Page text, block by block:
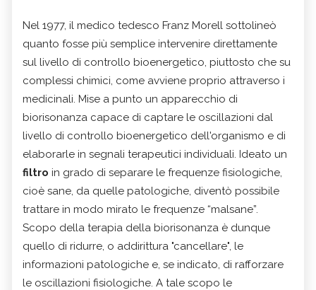
Nel 1977, il medico tedesco Franz Morell sottolineò
quanto fosse più semplice intervenire direttamente
sul livello di controllo bioenergetico, piuttosto che su
complessi chimici, come avviene proprio attraverso i
medicinali. Mise a punto un apparecchio di
biorisonanza capace di captare le oscillazioni dal
livello di controllo bioenergetico dell'organismo e di
elaborarle in segnali terapeutici individuali. Ideato un
filtro in grado di separare le frequenze fisiologiche,
cioè sane, da quelle patologiche, diventò possibile
trattare in modo mirato le frequenze “malsane”.
Scopo della terapia della biorisonanza è dunque
quello di ridurre, o addirittura "cancellare", le
informazioni patologiche e, se indicato, di rafforzare
le oscillazioni fisiologiche. A tale scopo le